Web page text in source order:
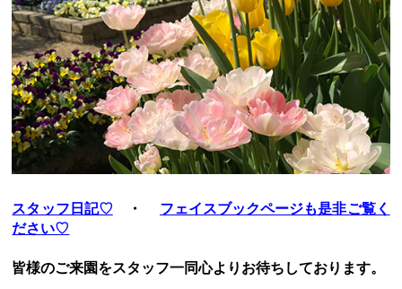
スタッフ日記♡ ・ フェイスブックページも是非ご覧く
ださい♡
皆様のご来園をスタッフ一同心よりお待ちしております。